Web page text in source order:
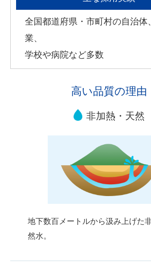
全国都道府県・市町村の自治体
業、
学校や病院など多数
高い品質の理由
非加熱・天然
地下数百メートルから汲み上げた
然水。